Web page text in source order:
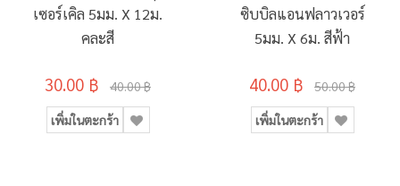
เซอร์เคิล 5มม. X 12ม.
คละสี
30.00 ฿ 40.00 ฿
เพิ่มในตะกร้า
ซิบบิลแอนฟลาวเวอร์
5มม. X 6ม. สีฟ้า
40.00 ฿ 50.00 ฿
เพิ่มในตะกร้า